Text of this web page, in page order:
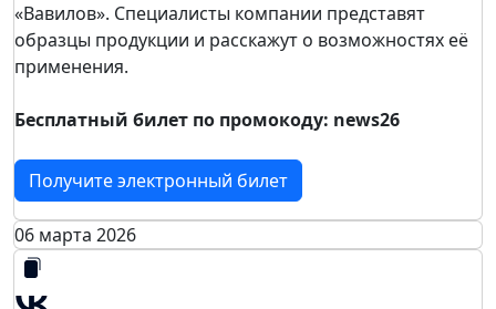
«Вавилов». Специалисты компании представят
образцы продукции и расскажут о возможностях её
применения.
Бесплатный билет по промокоду: news26
Получите электронный билет
06 марта 2026